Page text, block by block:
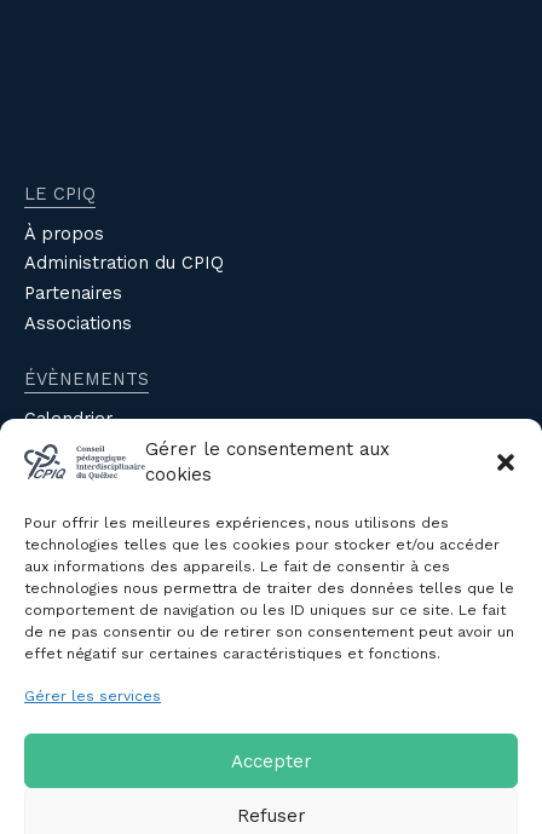
Gérer le consentement aux
cookies
Pour offrir les meilleures expériences, nous utilisons des
technologies telles que les cookies pour stocker et/ou accéder
aux informations des appareils. Le fait de consentir à ces
technologies nous permettra de traiter des données telles que le
comportement de navigation ou les ID uniques sur ce site. Le fait
de ne pas consentir ou de retirer son consentement peut avoir un
effet négatif sur certaines caractéristiques et fonctions.
Gérer les services
Accepter
Refuser
LE CPIQ
À propos
Administration du CPIQ
Partenaires
Associations
ÉVÈNEMENTS
Calendrier
Évènements du CPIQ
Revue
Avis et mémoires
Autres publications
NOUS JOINDRE
Politique de confidentialité des
Politique de cookies (CA)